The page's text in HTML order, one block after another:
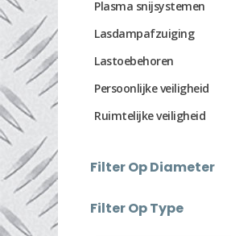
Plasma snijsystemen
Lasdampafzuiging
Lastoebehoren
Persoonlijke veiligheid
Ruimtelijke veiligheid
Filter Op Diameter
Filter Op Type